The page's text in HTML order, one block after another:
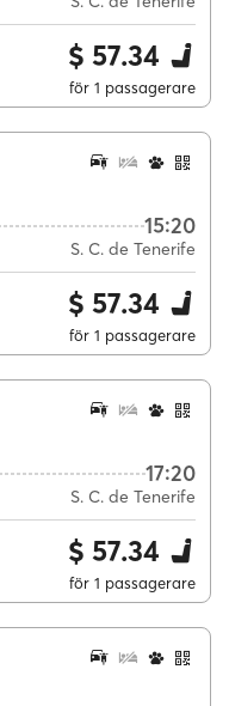
$ 57.34
för 1 passagerare
15:20
S. C. de Tenerife
$ 57.34
för 1 passagerare
17:20
S. C. de Tenerife
$ 57.34
för 1 passagerare